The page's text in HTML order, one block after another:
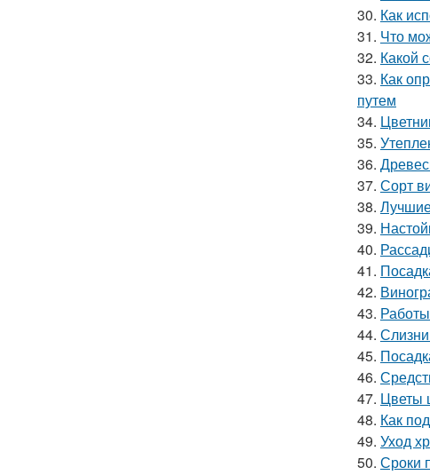
30. Как
31. Что
32. Какой
33. Как
путем
34.
35.
36.
37. Сорт
38.
39.
40.
41.
42.
43.
44.
45.
46.
47. Цветы
48. Как
49. Уход
50. Сроки